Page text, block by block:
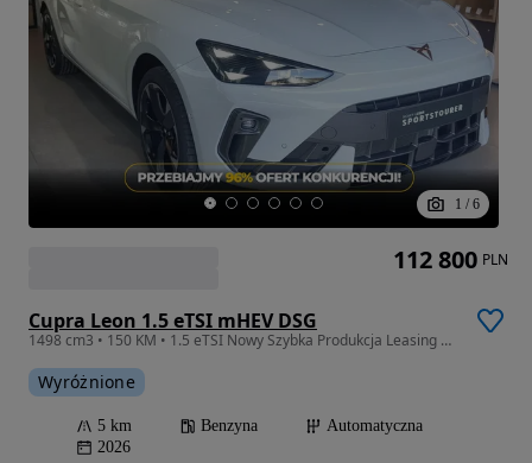
1 / 6
Cupra Leon 1.5 eTSI mHEV DSG
1498 cm3 • 150 KM • 1.5 eTSI Nowy Szybka Produkcja Leasing Najlepszy Rabat
Wyróżnione
5 km Benzyna
Automatyczna
2026
112 800 PLN